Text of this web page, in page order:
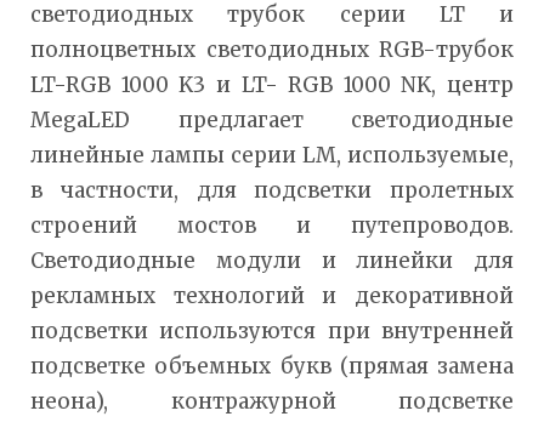
светодиодных трубок серии LT и
полноцветных светодиодных RGB-трубок
LT-RGB 1000 K3 и LT- RGB 1000 NK, центр
МegaLED предлагает светодиодные
линейные лампы серии LM, используемые,
в частности, для подсветки пролетных
строений мостов и путепроводов.
Светодиодные модули и линейки для
рекламных технологий и декоративной
подсветки используются при внутренней
подсветке объемных букв (прямая замена
неона), контражурной подсветке